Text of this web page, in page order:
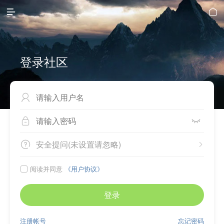
 
登录社区

 
 
安全提问(未设置请忽略)
 阅读并同意 《用户协议》
登录
忘记密码
注册帐号